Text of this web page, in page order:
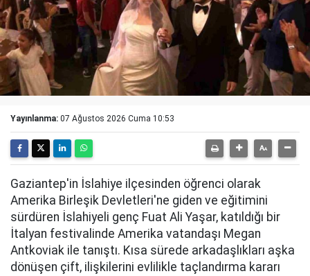
Yayınlanma: 07 Ağustos 2026 Cuma 10:53
Gaziantep'in İslahiye ilçesinden öğrenci olarak
Amerika Birleşik Devletleri'ne giden ve eğitimini
sürdüren İslahiyeli genç Fuat Ali Yaşar, katıldığı bir
İtalyan festivalinde Amerika vatandaşı Megan
Antkoviak ile tanıştı. Kısa sürede arkadaşlıkları aşka
dönüşen çift, ilişkilerini evlilikle taçlandırma kararı